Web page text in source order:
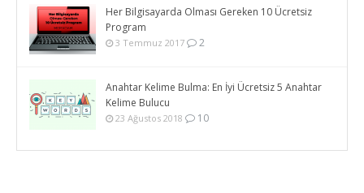
Her Bilgisayarda Olması Gereken 10 Ücretsiz
Program
3 Temmuz 2017 2
Anahtar Kelime Bulma: En İyi Ücretsiz 5 Anahtar
Kelime Bulucu
23 Ağustos 2018 10